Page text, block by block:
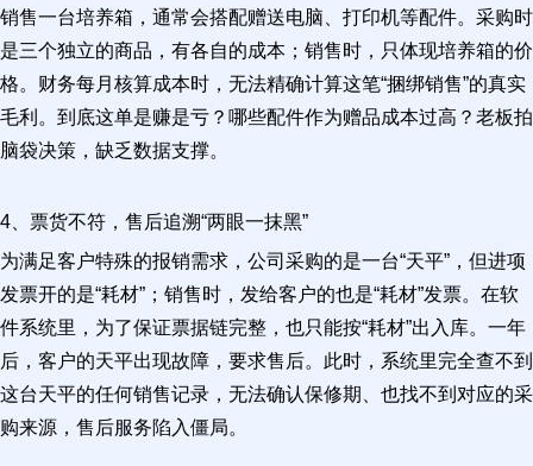
销售一台培养箱，通常会搭配赠送电脑、打印机等配件。采购时
是三个独立的商品，有各自的成本；销售时，只体现培养箱的价
格。财务每月核算成本时，无法精确计算这笔“捆绑销售”的真实
毛利。到底这单是赚是亏？哪些配件作为赠品成本过高？老板拍
脑袋决策，缺乏数据支撑。
4、票货不符，售后追溯“两眼一抹黑”
为满足客户特殊的报销需求，公司采购的是一台“天平”，但进项
发票开的是“耗材”；销售时，发给客户的也是“耗材”发票。在软
件系统里，为了保证票据链完整，也只能按“耗材”出入库。一年
后，客户的天平出现故障，要求售后。此时，系统里完全查不到
这台天平的任何销售记录，无法确认保修期、也找不到对应的采
购来源，售后服务陷入僵局。